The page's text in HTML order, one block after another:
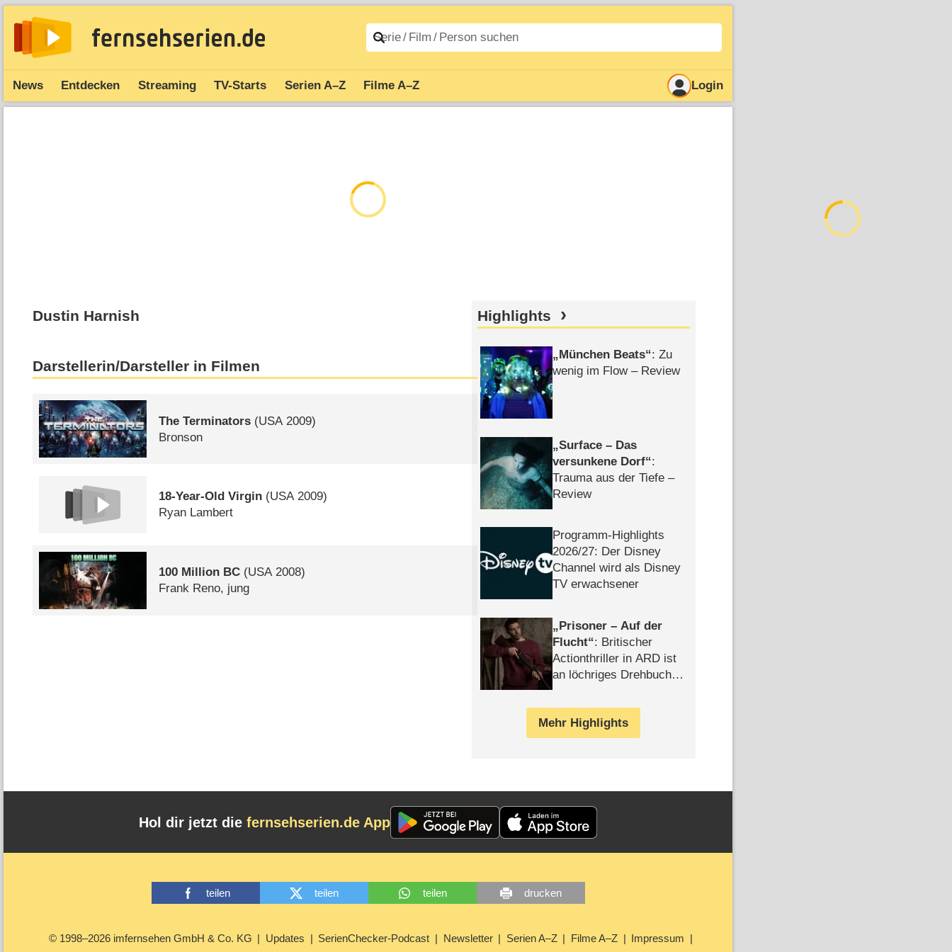
News Entdecken Streaming TV-Starts Serien A–Z Filme A–Z Login
Dustin Harnish
Darstellerin/Darsteller in Filmen
The Terminators (USA 2009)
Bronson
18-Year-Old Virgin (USA2009)
Ryan Lambert
100 Million BC (USA2008)
Frank Reno, jung
Highlights
München Beats : Zu
wenig im Flow – Review
Surface – Das
versunkene Dorf :
Trauma aus der Tiefe –
Review
Programm-Highlights
2026/​27: Der Disney
Channel wird als Disney
TV erwachsener
Prisoner – Auf der
Flucht : Britischer
Actionthriller in ARD ist
an löchriges Drehbuch
Mehr Highlights
Hol dir jetzt die fernsehserien.de App
teilen teilen teilen drucken
© 1998–2026 imfernsehen GmbH & Co. KG Updates SerienChecker-Podcast Newsletter Serien A–Z Filme A–Z Impressum